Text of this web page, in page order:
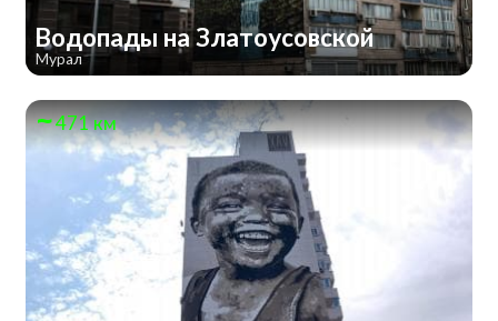
Водопады на Златоусовской
Мурал
471 км